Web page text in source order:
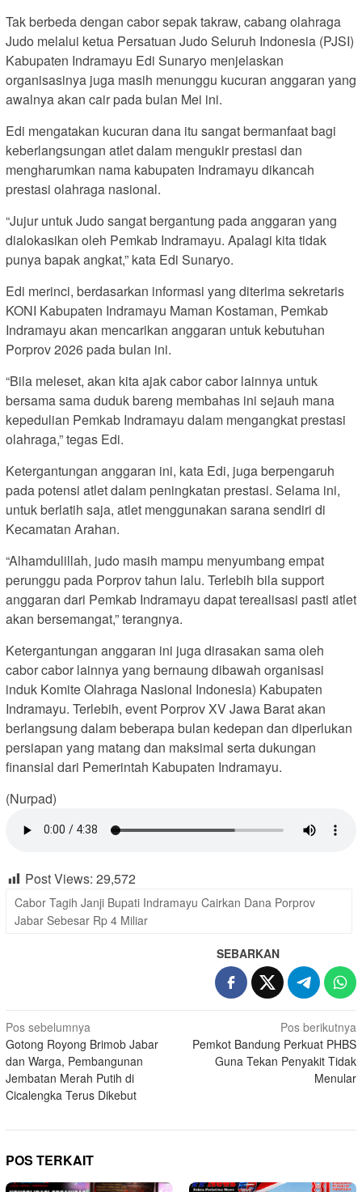
Tak berbeda dengan cabor sepak takraw, cabang olahraga
Judo melalui ketua Persatuan Judo Seluruh Indonesia (PJSI)
Kabupaten Indramayu Edi Sunaryo menjelaskan
organisasinya juga masih menunggu kucuran anggaran yang
awalnya akan cair pada bulan Mei ini.
Edi mengatakan kucuran dana itu sangat bermanfaat bagi
keberlangsungan atlet dalam mengukir prestasi dan
mengharumkan nama kabupaten Indramayu dikancah
prestasi olahraga nasional.
“Jujur untuk Judo sangat bergantung pada anggaran yang
dialokasikan oleh Pemkab Indramayu. Apalagi kita tidak
punya bapak angkat,” kata Edi Sunaryo.
Edi merinci, berdasarkan informasi yang diterima sekretaris
KONI Kabupaten Indramayu Maman Kostaman, Pemkab
Indramayu akan mencarikan anggaran untuk kebutuhan
Porprov 2026 pada bulan ini.
“Bila meleset, akan kita ajak cabor cabor lainnya untuk
bersama sama duduk bareng membahas ini sejauh mana
kepedulian Pemkab Indramayu dalam mengangkat prestasi
olahraga,” tegas Edi.
Ketergantungan anggaran ini, kata Edi, juga berpengaruh
pada potensi atlet dalam peningkatan prestasi. Selama ini,
untuk berlatih saja, atlet menggunakan sarana sendiri di
Kecamatan Arahan.
“Alhamdulillah, judo masih mampu menyumbang empat
perunggu pada Porprov tahun lalu. Terlebih bila support
anggaran dari Pemkab Indramayu dapat terealisasi pasti atlet
akan bersemangat,” terangnya.
Ketergantungan anggaran ini juga dirasakan sama oleh
cabor cabor lainnya yang bernaung dibawah organisasi
induk Komite Olahraga Nasional Indonesia) Kabupaten
Indramayu. Terlebih, event Porprov XV Jawa Barat akan
berlangsung dalam beberapa bulan kedepan dan diperlukan
persiapan yang matang dan maksimal serta dukungan
finansial dari Pemerintah Kabupaten Indramayu.
(Nurpad)
Post Views: 29,572
Cabor Tagih Janji Bupati Indramayu Cairkan Dana Porprov
Jabar Sebesar Rp 4 Miliar
SEBARKAN
Navigasi
pos
Pos sebelumnya
Gotong Royong Brimob Jabar
dan Warga, Pembangunan
Jembatan Merah Putih di
Cicalengka Terus Dikebut
Pos berikutnya
Pemkot Bandung Perkuat PHBS
Guna Tekan Penyakit Tidak
Menular
POS TERKAIT